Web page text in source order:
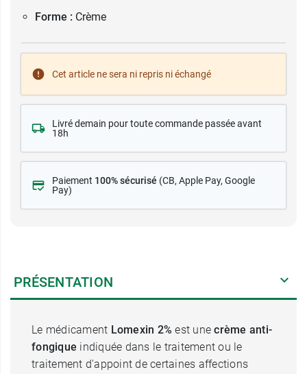
Forme : Crème
Cet article ne sera ni repris ni échangé
Livré demain pour toute commande passée avant
18h
Paiement 100% sécurisé (CB, Apple Pay, Google
Pay)
PRÉSENTATION
Le médicament Lomexin 2% est unecrème anti-
fongique indiquée dans le traitement ou le
traitement d'appoint de certaines affections